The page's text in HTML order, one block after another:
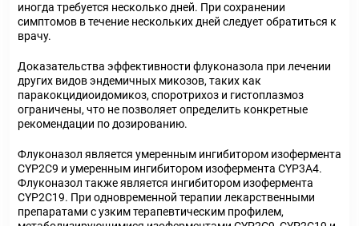
иногда требуется несколько дней. При сохранении
симптомов в течение нескольких дней следует обратиться к
врачу.
Доказательства эффективности флуконазола при лечении
других видов эндемичных микозов, таких как
паракокцидиоидомикоз, споротрихоз и гистоплазмоз
ограничены, что не позволяет определить конкретные
рекомендации по дозированию.
Флуконазол является умеренным ингибитором изофермента
CYP2C9 и умеренным ингибитором изофермента CYP3A4.
Флуконазол также является ингибитором изофермента
CYP2C19. При одновременной терапии лекарственными
препаратами с узким терапевтическим профилем,